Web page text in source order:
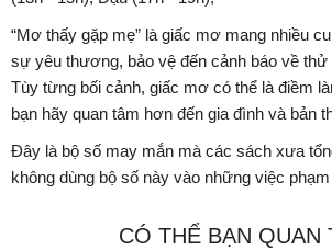
“Mơ thấy gặp mẹ” là giấc mơ mang nhiều
sự yêu thương, bảo vệ đến cảnh báo về thử
Tùy từng bối cảnh, giấc mơ có thể là điềm
bạn hãy quan tâm hơn đến gia đình và bản
Đây là bộ số may mắn mà các sách xưa
không dùng bộ số này vào những việc
CÓ THỂ BẠN QUAN